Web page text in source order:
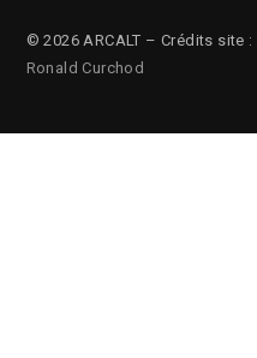
© 2026 ARCALT – Crédits site :
Ronald Curchod